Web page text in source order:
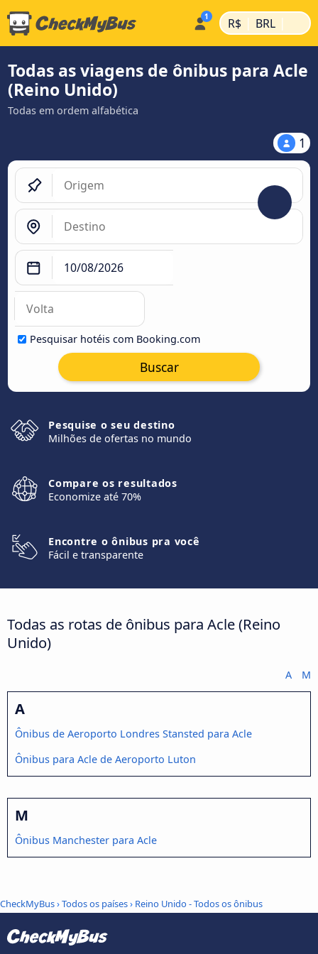
R$ | BRL |
Todas as viagens de ônibus para Acle
(Reino Unido)
Todas em ordem alfabética
1
Pesquisar hotéis com Booking.com
Buscar
Pesquise o seu destino
Milhões de ofertas no mundo
Compare os resultados
Economize até 70%
Encontre o ônibus pra você
Fácil e transparente
Todas as rotas de ônibus para Acle (Reino
Unido)
A M
A
Ônibus de Aeroporto Londres Stansted para Acle
Ônibus para Acle de Aeroporto Luton
M
Ônibus Manchester para Acle
CheckMyBus›Todos os países› Reino Unido - Todos os ônibus